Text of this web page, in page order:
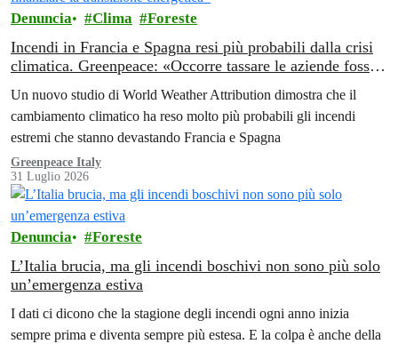
Denuncia Clima Foreste
Incendi in Francia e Spagna resi più probabili dalla crisi
climatica. Greenpeace: «Occorre tassare le aziende fossili
Un nuovo studio di World Weather Attribution dimostra che il
cambiamento climatico ha reso molto più probabili gli incendi
estremi che stanno devastando Francia e Spagna
Greenpeace Italy
31 Luglio 2026
Denuncia Foreste
L’Italia brucia, ma gli incendi boschivi non sono più solo
un’emergenza estiva
I dati ci dicono che la stagione degli incendi ogni anno inizia
sempre prima e diventa sempre più estesa. E la colpa è anche della